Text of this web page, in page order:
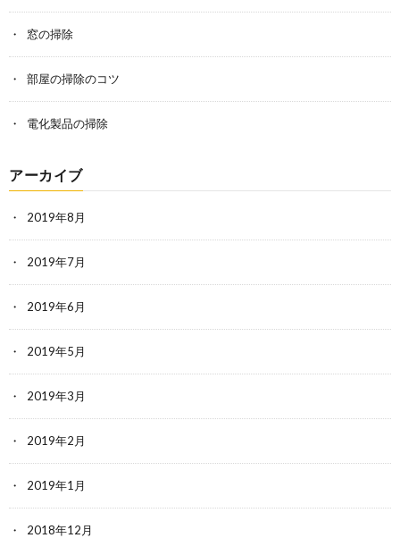
窓の掃除
部屋の掃除のコツ
電化製品の掃除
アーカイブ
2019年8月
2019年7月
2019年6月
2019年5月
2019年3月
2019年2月
2019年1月
2018年12月